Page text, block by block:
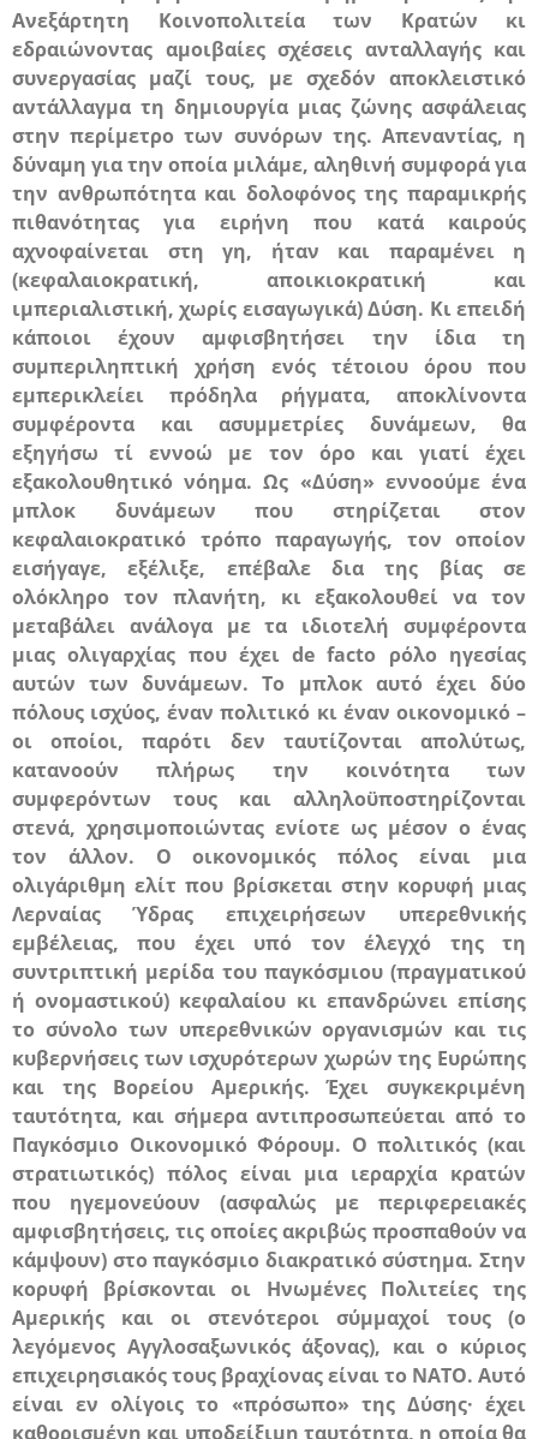
Ανεξάρτητη Κοινοπολιτεία των Κρατών κι
εδραιώνοντας αμοιβαίες σχέσεις ανταλλαγής και
συνεργασίας μαζί τους, με σχεδόν αποκλειστικό
αντάλλαγμα τη δημιουργία μιας ζώνης ασφάλειας
στην περίμετρο των συνόρων της. Απεναντίας, η
δύναμη για την οποία μιλάμε, αληθινή συμφορά για
την ανθρωπότητα και δολοφόνος της παραμικρής
πιθανότητας για ειρήνη που κατά καιρούς
αχνοφαίνεται στη γη, ήταν και παραμένει η
(κεφαλαιοκρατική, αποικιοκρατική και
ιμπεριαλιστική, χωρίς εισαγωγικά) Δύση. Κι επειδή
κάποιοι έχουν αμφισβητήσει την ίδια τη
συμπεριληπτική χρήση ενός τέτοιου όρου που
εμπερικλείει πρόδηλα ρήγματα, αποκλίνοντα
συμφέροντα και ασυμμετρίες δυνάμεων, θα
εξηγήσω τί εννοώ με τον όρο και γιατί έχει
εξακολουθητικό νόημα. Ως «Δύση» εννοούμε ένα
μπλοκ δυνάμεων που στηρίζεται στον
κεφαλαιοκρατικό τρόπο παραγωγής, τον οποίον
εισήγαγε, εξέλιξε, επέβαλε δια της βίας σε
ολόκληρο τον πλανήτη, κι εξακολουθεί να τον
μεταβάλει ανάλογα με τα ιδιοτελή συμφέροντα
μιας ολιγαρχίας που έχειde facto ρόλο ηγεσίας
αυτών των δυνάμεων. Το μπλοκ αυτό έχει δύο
πόλους ισχύος, έναν πολιτικό κι έναν οικονομικό –
οι οποίοι, παρότι δεν ταυτίζονται απολύτως,
κατανοούν πλήρως την κοινότητα των
συμφερόντων τους και αλληλοϋποστηρίζονται
στενά, χρησιμοποιώντας ενίοτε ως μέσον ο ένας
τον άλλον. Ο οικονομικός πόλος είναι μια
ολιγάριθμη ελίτ που βρίσκεται στην κορυφή μιας
Λερναίας Ύδρας επιχειρήσεων υπερεθνικής
εμβέλειας, που έχει υπό τον έλεγχό της τη
συντριπτική μερίδα του παγκόσμιου (πραγματικού
ή ονομαστικού) κεφαλαίου κι επανδρώνει επίσης
το σύνολο των υπερεθνικών οργανισμών και τις
κυβερνήσεις των ισχυρότερων χωρών της Ευρώπης
και της Βορείου Αμερικής. Έχει συγκεκριμένη
ταυτότητα, και σήμερα αντιπροσωπεύεται από το
Παγκόσμιο Οικονομικό Φόρουμ. Ο πολιτικός (και
στρατιωτικός) πόλος είναι μια ιεραρχία κρατών
που ηγεμονεύουν (ασφαλώς με περιφερειακές
αμφισβητήσεις, τις οποίες ακριβώς προσπαθούν να
κάμψουν) στο παγκόσμιο διακρατικό σύστημα. Στην
κορυφή βρίσκονται οι Ηνωμένες Πολιτείες της
Αμερικής και οι στενότεροι σύμμαχοί τους (ο
λεγόμενος Αγγλοσαξωνικός άξονας), και ο κύριος
επιχειρησιακός τους βραχίονας είναι το ΝΑΤΟ. Αυτό
είναι εν ολίγοις το «πρόσωπο» της Δύσης· έχει
καθορισμένη και υποδείξιμη ταυτότητα, η οποία θα